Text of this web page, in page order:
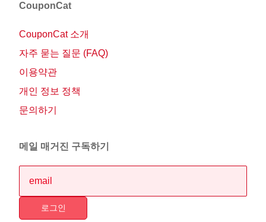
CouponCat
CouponCat 소개
자주 묻는 질문 (FAQ)
이용약관
개인 정보 정책
문의하기
메일 매거진 구독하기